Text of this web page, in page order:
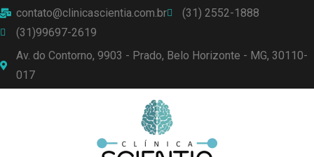
contato@clinicascientia.com.br
(31) 2552-1888
(31)99697-2619
Av. do Contorno, 9903 - Prado, Belo Horizonte - MG, 30110-
017